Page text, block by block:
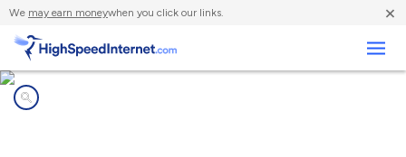
We may earn moneywhen you click our links. ×